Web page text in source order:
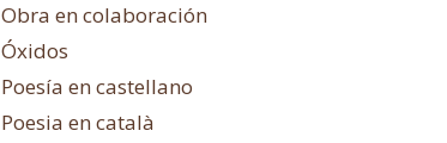
Obra en colaboración
Óxidos
Poesía en castellano
Poesia en català